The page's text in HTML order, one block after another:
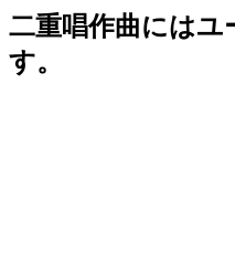
二重唱作曲にはユ
す。